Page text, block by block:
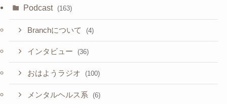
Podcast (163)
Branchについて (4)
インタビュー (36)
おはようラジオ (100)
メンタルヘルス系 (6)